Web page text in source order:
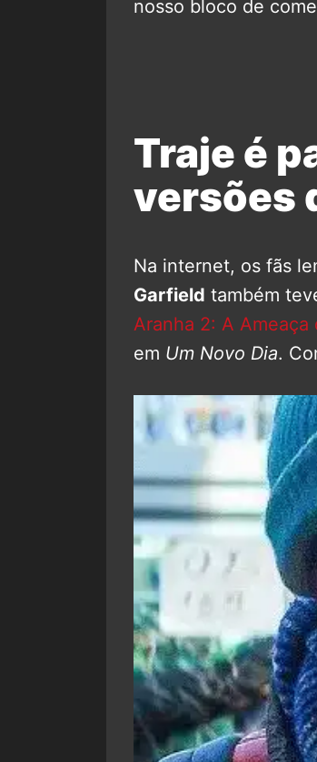
nosso bloco de
Traje é
versões
Na internet, os fãs
Garfield também
Aranha 2: A Ameaça
em Um Novo Dia.